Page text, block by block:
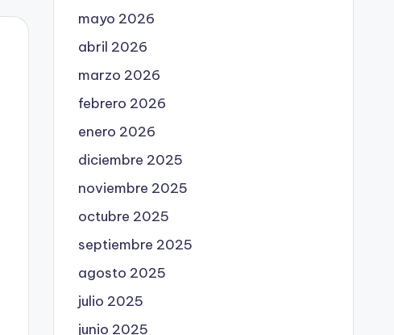
mayo 2026
abril 2026
marzo 2026
febrero 2026
enero 2026
diciembre 2025
noviembre 2025
octubre 2025
septiembre 2025
agosto 2025
julio 2025
junio 2025